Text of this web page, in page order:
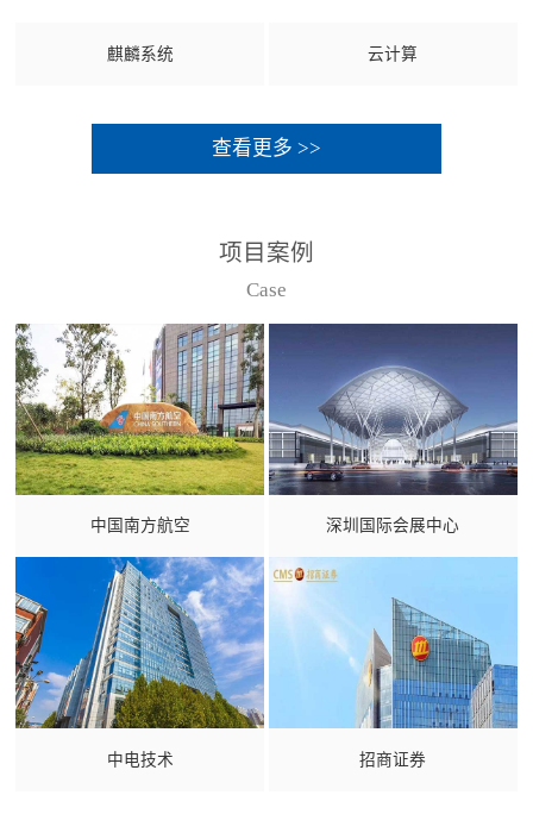
麒麟系统 云计算
查看更多 >>
项目案例
Case
中国南方航空 深圳国际会展中心
中电技术 招商证券